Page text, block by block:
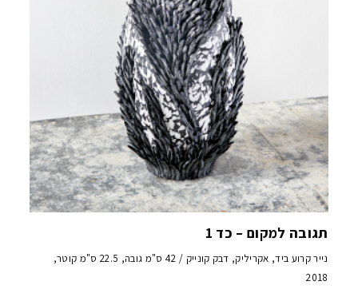
תגובה למקום – כד 1
נייר קרוע ביד, אקריליק, דבק קונייק / 42 ס"מ גובה, 22.5 ס"מ קוטר,
2018